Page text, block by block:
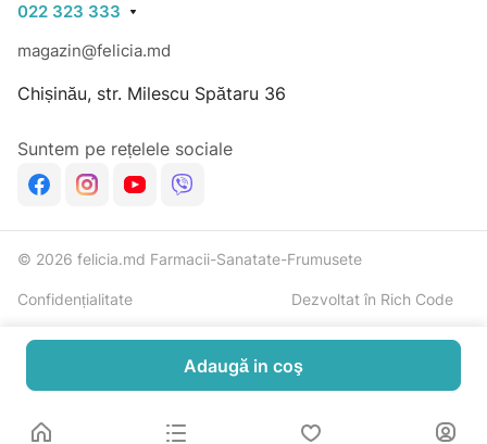
022 323 333
magazin@felicia.md
Chișinău, str. Milescu Spătaru 36
Suntem pe rețelele sociale
© 2026 felicia.md Farmacii-Sanatate-Frumusete
Confidențialitate Dezvoltat în Rich Code
Adaugă in coş